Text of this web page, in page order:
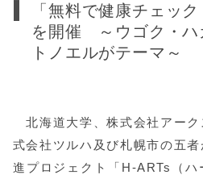
「無料で健康チェッ
を開催 ～ウゴク・ハ
トノエルがテーマ～
北海道大学、株式会社アーク
式会社ツルハ及び札幌市の五
進プロジェクト「H-ARTs（